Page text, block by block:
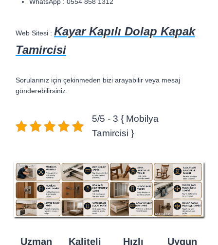
Web Sitesi : Kayar Kapılı Dolap Kapak
Tamircisi
Sorularınız için çekinmeden bizi arayabilir veya mesaj
gönderebilirsiniz.
5/5 - 3 { Mobilya
Tamircisi }
Uzman Kaliteli Hızlı Uygun